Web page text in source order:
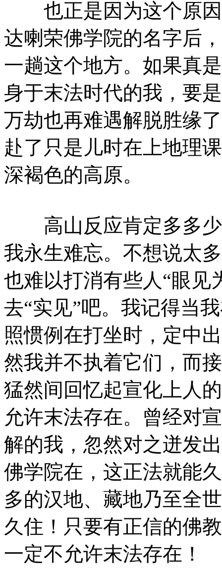
也正是因为这个原因
达喇荣佛学院的名字后
一趟这个地方。如果真
身于末法时代的我，要
万劫也再难遇解脱胜缘
赴了只是儿时在上地理
深褐色的高原。
高山反应肯定多多少
我永生难忘。不想说太
也难以打消有些人“眼见
去“实见”吧。我记得当
照惯例在打坐时，定中
然我并不执着它们，而
猛然间回忆起宣化上人
允许末法存在。曾经对
解的我，忽然对之迸发
佛学院在，这正法就能
多的汉地、藏地乃至全
久住！只要有正信的佛
一定不允许末法存在！